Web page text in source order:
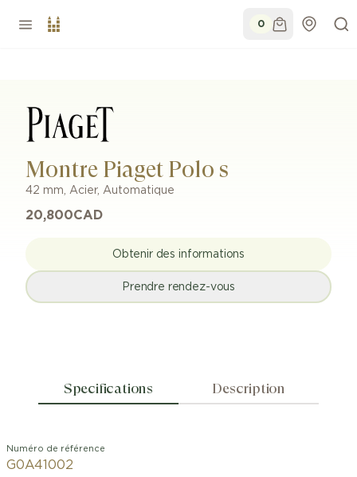
0
Montre Piaget Polo s
42 mm, Acier, Automatique
20,800CAD
Obtenir des informations
Prendre rendez-vous
Specifications Description
Numéro de référence
G0A41002